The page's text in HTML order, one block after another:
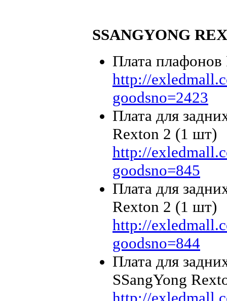
SSANGYONG
Плата
http://
goodsno=2423
Плата для
Rexton 2 (1 шт)
http://
goodsno=845
Плата для
Rexton 2 (1 шт)
http://
goodsno=844
Плата для
SSangYong